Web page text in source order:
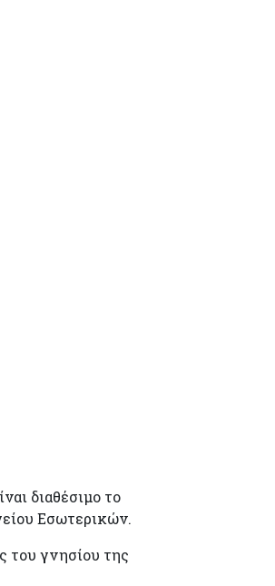
διαθέσιμο το
Εσωτερικών.
του γνησίου της